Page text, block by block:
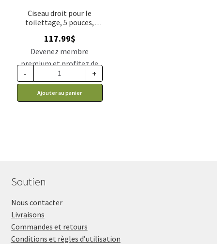
Ciseau droit pour le
toilettage, 5 pouces,
117.99$
Devenez membre
premium et profitez de
ce prix rabais : 97.34$ CA
- +
Ajouter au panier
Soutien
Nous contacter
Livraisons
Commandes et retours
Conditions et règles d’utilisation